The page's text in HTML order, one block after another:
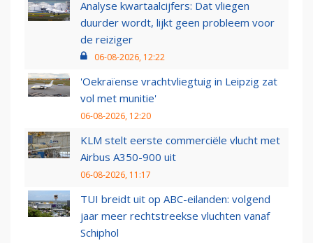
Analyse kwartaalcijfers: Dat vliegen
duurder wordt, lijkt geen probleem voor
de reiziger
06-08-2026, 12:22
'Oekraïense vrachtvliegtuig in Leipzig zat
vol met munitie'
06-08-2026, 12:20
KLM stelt eerste commerciële vlucht met
Airbus A350-900 uit
06-08-2026, 11:17
TUI breidt uit op ABC-eilanden: volgend
jaar meer rechtstreekse vluchten vanaf
Schiphol